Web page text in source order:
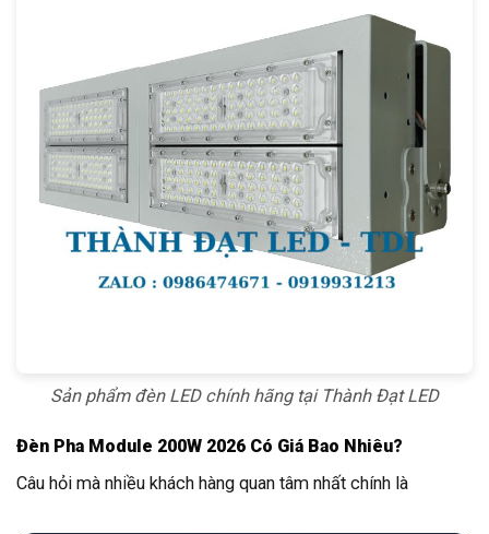
Sản phẩm đèn LED chính hãng tại Thành Đạt LED
Đèn Pha Module 200W 2026 Có Giá Bao Nhiêu?
Câu hỏi mà nhiều khách hàng quan tâm nhất chính là